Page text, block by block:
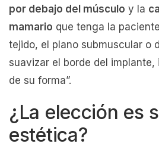
por debajo del músculo y la
mamario que tenga la
tejido, el plano submuscular o
suavizar el borde del
de su forma”.
¿La elección es
estética?